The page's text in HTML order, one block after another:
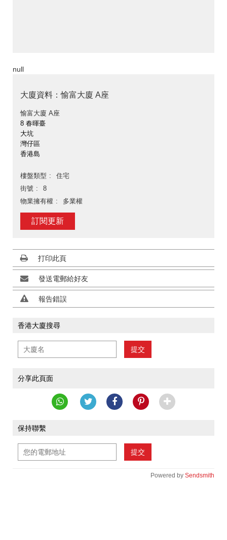
null
大廈資料：愉富大廈 A座
愉富大廈 A座
8 春暉臺
大坑
灣仔區
香港島
樓盤類型
住宅
街號
8
物業擁有權
多業權
訂閱更新
打印此頁
發送電郵給好友
報告錯誤
香港大廈搜尋
提交
分享此頁面
保持聯繫
提交
Powered by Sendsmith